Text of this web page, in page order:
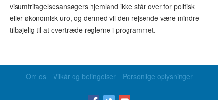
visumfritagelsesansøgers hjemland ikke står over for politisk
eller økonomisk uro, og dermed vil den rejsende være mindre
tilbøjelig til at overtræde reglerne i programmet.
Om os Vilkår og betingelser Personlige oplysninger